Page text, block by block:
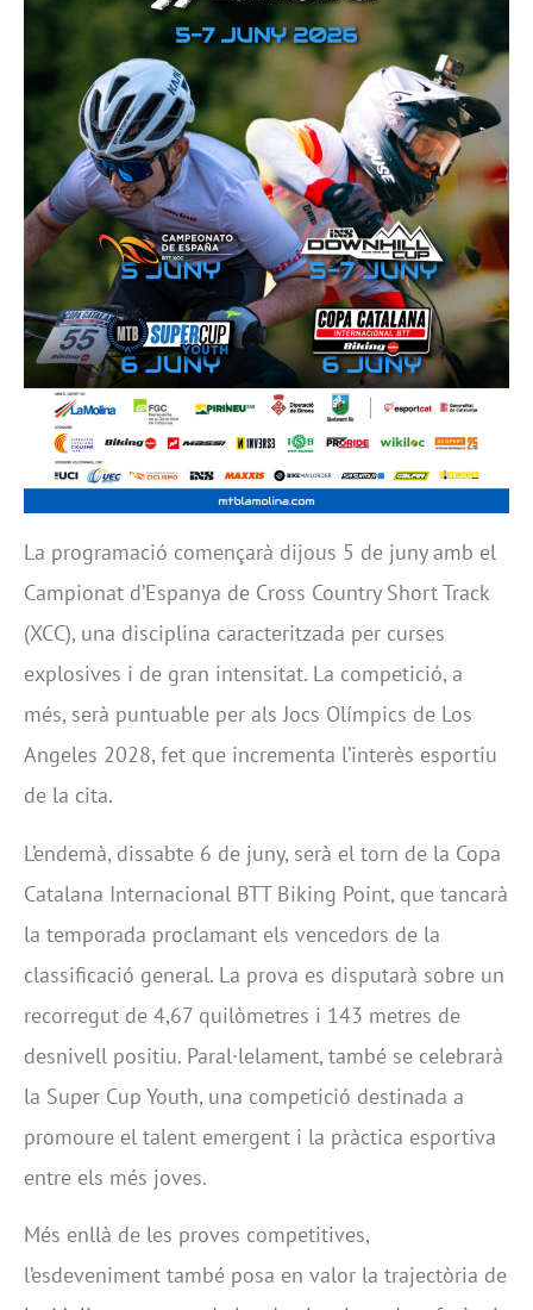
La programació començarà dijous 5 de juny amb el
Campionat d’Espanya de Cross Country Short Track
(XCC), una disciplina caracteritzada per curses
explosives i de gran intensitat. La competició, a
més, serà puntuable per als Jocs Olímpics de Los
Angeles 2028, fet que incrementa l’interès esportiu
de la cita.
L’endemà, dissabte 6 de juny, serà el torn de la Copa
Catalana Internacional BTT Biking Point, que tancarà
la temporada proclamant els vencedors de la
classificació general. La prova es disputarà sobre un
recorregut de 4,67 quilòmetres i 143 metres de
desnivell positiu. Paral·lelament, també se celebrarà
la Super Cup Youth, una competició destinada a
promoure el talent emergent i la pràctica esportiva
entre els més joves.
Més enllà de les proves competitives,
l’esdeveniment també posa en valor la trajectòria de